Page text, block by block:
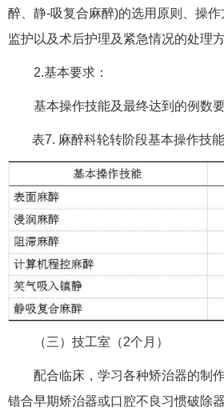
醉、静-吸复合麻醉)的选用原则、操
监护以及术后护理及紧急情况的处理方
2.基本要求：
基本操作技能及最终达到的例数要
表7. 麻醉科轮转阶段基本操作技
（三）技工室（2个月）
配合临床，学习各种矫治器的制作
错合早期矫治器或口腔不良习惯破除